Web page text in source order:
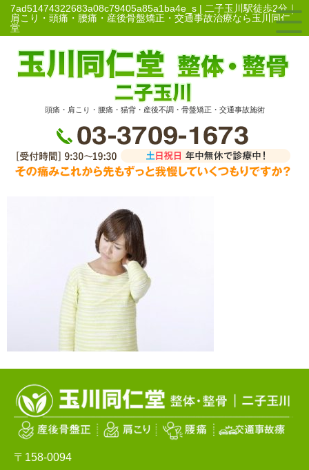
7ad51474322683a08c79405a85a1ba4e_s | 二子玉川駅徒歩2分｜
肩こり・頭痛・腰痛・産後骨盤矯正・交通事故治療なら玉川同仁
堂
頭痛・肩こり・腰痛・猫背・産後不調・骨盤矯正・交通事故施術
〒158-0094